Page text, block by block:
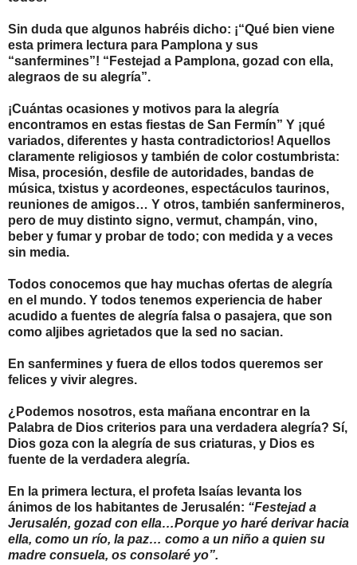
Sin duda que algunos habréis dicho: ¡“Qué bien viene
esta primera lectura para Pamplona y sus
“sanfermines”! “Festejad a Pamplona, gozad con ella,
alegraos de su alegría”.
¡Cuántas ocasiones y motivos para la alegría
encontramos en estas fiestas de San Fermín” Y ¡qué
variados, diferentes y hasta contradictorios! Aquellos
claramente religiosos y también de color costumbrista:
Misa, procesión, desfile de autoridades, bandas de
música, txistus y acordeones, espectáculos taurinos,
reuniones de amigos… Y otros, también sanfermineros,
pero de muy distinto signo, vermut, champán, vino,
beber y fumar y probar de todo; con medida y a veces
sin media.
Todos conocemos que hay muchas ofertas de alegría
en el mundo. Y todos tenemos experiencia de haber
acudido a fuentes de alegría falsa o pasajera, que son
como aljibes agrietados que la sed no sacian.
En sanfermines y fuera de ellos todos queremos ser
felices y vivir alegres.
¿Podemos nosotros, esta mañana encontrar en la
Palabra de Dios criterios para una verdadera alegría? Sí,
Dios goza con la alegría de sus criaturas, y Dios es
fuente de la verdadera alegría.
En la primera lectura, el profeta Isaías levanta los
ánimos de los habitantes de Jerusalén: “Festejad a
Jerusalén, gozad con ella…Porque yo haré derivar hacia
ella, como un río, la paz… como a un niño a quien su
madre consuela, os consolaré yo”.